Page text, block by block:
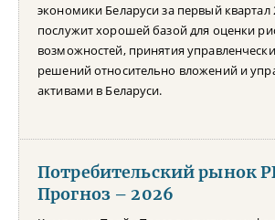
экономики Беларуси за первый квартал
послужит хорошей базой для оценки
возможностей, принятия
решений относительно вложений и
активами в Беларуси.
Потребительский рынок
Прогноз – 2026